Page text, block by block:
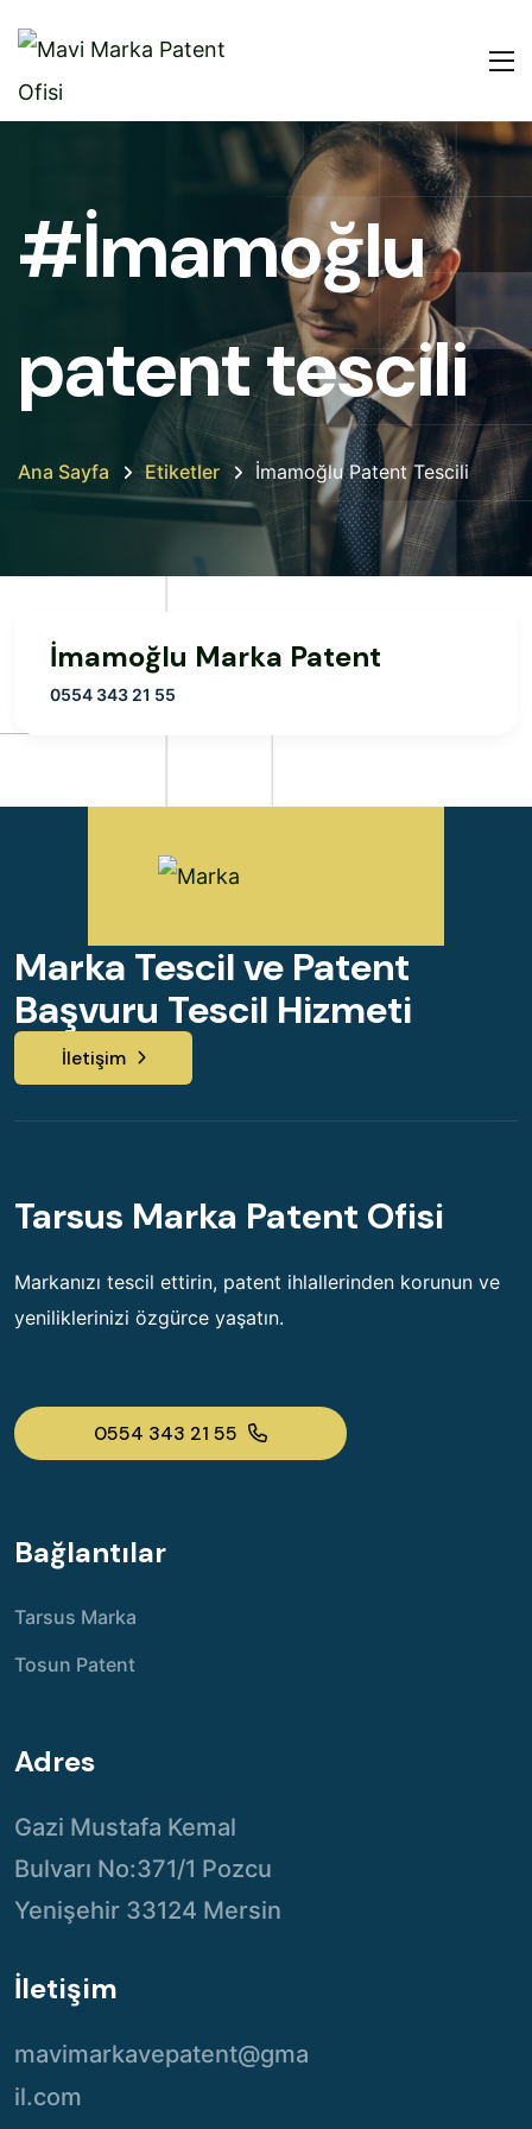
#İmamoğlu
patent tescili
Ana Sayfa Etiketler İmamoğlu Patent Tescili
İmamoğlu Marka Patent
0554 343 21 55
Marka Tescil ve Patent
Başvuru Tescil Hizmeti
İletişim
Tarsus Marka Patent Ofisi
Markanızı tescil ettirin, patent ihlallerinden korunun ve
yeniliklerinizi özgürce yaşatın.
0554 343 21 55
Bağlantılar
Tarsus Marka
Tosun Patent
Adres
Gazi Mustafa Kemal
Bulvarı No:371/1 Pozcu
Yenişehir 33124 Mersin
İletişim
mavimarkavepatent@gma
il.com